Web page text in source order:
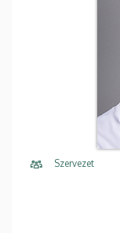
Szervezet